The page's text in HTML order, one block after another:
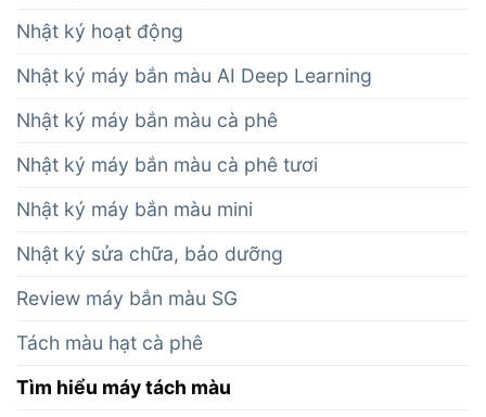
Nhật ký hoạt động
Nhật ký máy bắn màu AI Deep Learning
Nhật ký máy bắn màu cà phê
Nhật ký máy bắn màu cà phê tươi
Nhật ký máy bắn màu mini
Nhật ký sửa chữa, bảo dưỡng
Review máy bắn màu SG
Tách màu hạt cà phê
Tìm hiểu máy tách màu